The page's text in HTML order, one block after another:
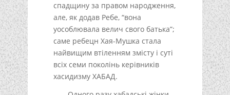
спадщину за правом народження,
але, як додав Ребе, “вона
уособлювала велич свого батька”;
саме ребецн Хая-Мушка стала
найвищим втіленням змісту і суті
всіх семи поколінь керівників
хасидизму ХАБАД.